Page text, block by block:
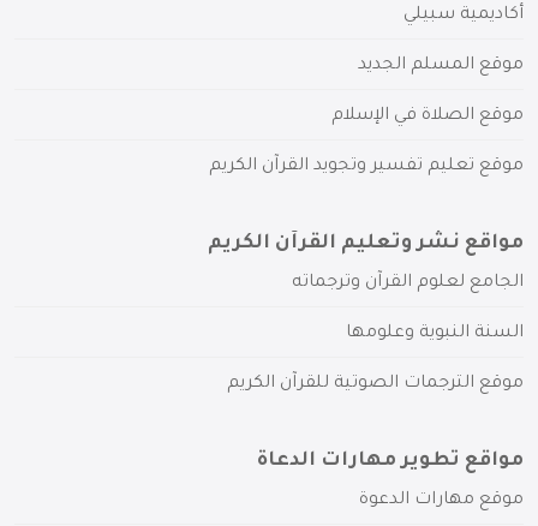
أكاديمية سبيلي
موقع المسلم الجديد
موقع الصلاة في الإسلام
موقع تعليم تفسير وتجويد القرآن الكريم
مواقع نشر وتعليم القرآن الكريم
الجامع لعلوم القرآن وترجماته
السنة النبوية وعلومها
موقع الترجمات الصوتية للقرآن الكريم
مواقع تطوير مهارات الدعاة
موقع مهارات الدعوة